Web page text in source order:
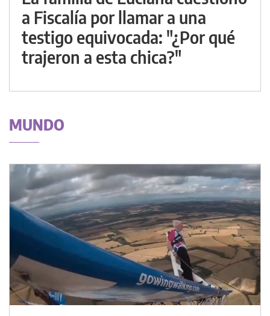
a Fiscalía por llamar a una
testigo equivocada: "¿Por qué
trajeron a esta chica?"
MUNDO